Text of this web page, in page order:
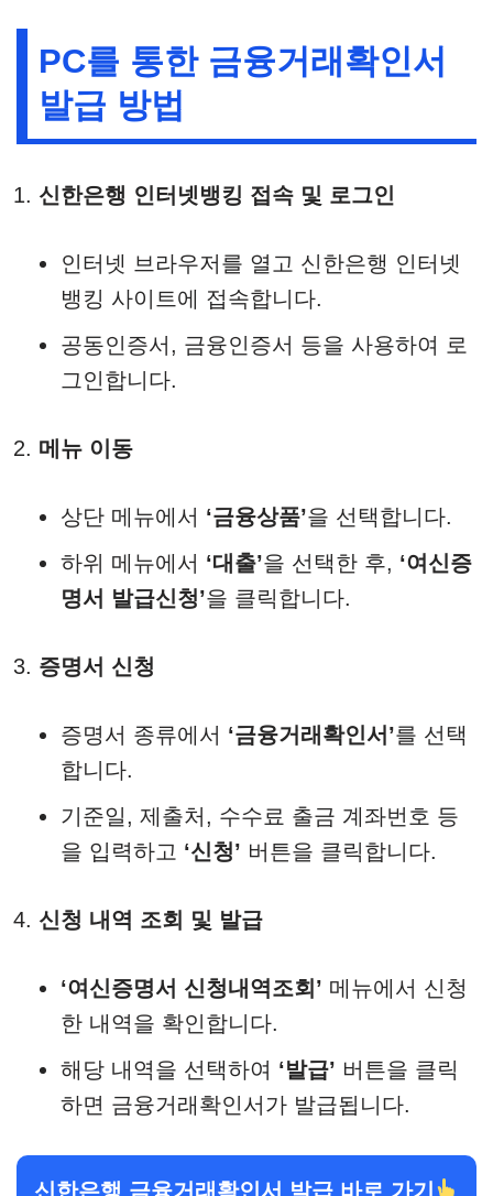
PC를 통한 금융거래확인서
발급 방법
신한은행 인터넷뱅킹 접속 및 로그인
인터넷 브라우저를 열고 신한은행 인터넷
뱅킹 사이트에 접속합니다.​
공동인증서, 금융인증서 등을 사용하여 로
그인합니다.​
메뉴 이동
상단 메뉴에서 ‘금융상품’을 선택합니다.
하위 메뉴에서 ‘대출’을 선택한 후, ‘여신증
명서 발급신청’을 클릭합니다.
증명서 신청
증명서 종류에서 ‘금융거래확인서’를 선택
합니다.​
기준일, 제출처, 수수료 출금 계좌번호 등
을 입력하고 ‘신청’ 버튼을 클릭합니다.​
신청 내역 조회 및 발급
‘여신증명서 신청내역조회’ 메뉴에서 신청
한 내역을 확인합니다.
해당 내역을 선택하여 ‘발급’ 버튼을 클릭
하면 금융거래확인서가 발급됩니다.​
신한은행 금융거래확인서 발급 바로 가기